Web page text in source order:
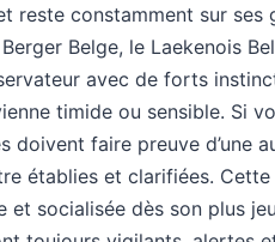
reste constamment sur
Belge, le Laekenois
avec de forts
timide ou sensible. Si
doivent faire preuve d’une
établies et clarifiées.
socialisée dès son plus